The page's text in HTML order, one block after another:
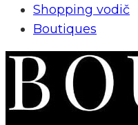
Shopping vodič
Boutiques